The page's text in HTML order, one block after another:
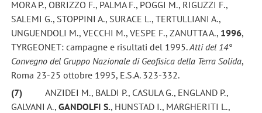
MORA P., OBRIZZO F., PALMA F., POGGI M., RIGUZZI F.,
SALEMI G., STOPPINI A., SURACE L., TERTULLIANI A.,
UNGUENDOLI M., VECCHI M., VESPE F., ZANUTTA A., 1996,
TYRGEONET: campagne e risultati del 1995.Atti del 14°
Convegno del Gruppo Nazionale di Geofisica della Terra Solida,
Roma 23-25 ottobre 1995, E.S.A. 323-332.
(7)
ANZIDEI M., BALDI P., CASULA G., ENGLAND P.,
GALVANI A., GANDOLFI S., HUNSTAD I., MARGHERITI L.,